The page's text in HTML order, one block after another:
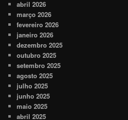
abril 2026
março 2026
fevereiro 2026
janeiro 2026
dezembro 2025
outubro 2025
setembro 2025
agosto 2025
julho 2025
junho 2025
maio 2025
abril 2025